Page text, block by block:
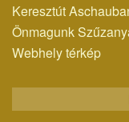
Keresztút
Önmagunk
Webhely térkép